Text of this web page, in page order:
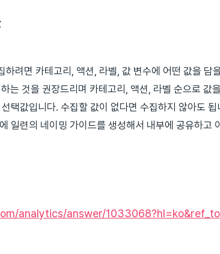
하려면 카테고리, 액션, 라벨, 값 변수에 어떤 값을 담
는 것을 권장드리며 카테고리, 액션, 라벨 순으로 값
택값입니다. 수집할 값이 없다면 수집하지 않아도
일련의 네이밍 가이드를 생성해서 내부에 공유하고
analytics/answer/